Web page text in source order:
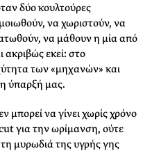
δύο κουλτούρες
να χωριστούν, να
να μάθουν η μία από
ακριβώς εκεί: στο
των «μηχανών» και
ύπαρξή μας.
να γίνει χωρίς χρόνο
για την ωρίμανση, ούτε
μυρωδιά της υγρής γης